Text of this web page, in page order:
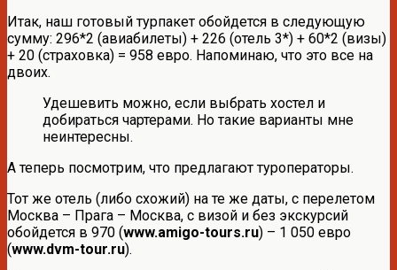
Итак, наш готовый турпакет обойдется в следующую
сумму: 296*2 (авиабилеты) + 226 (отель 3*) + 60*2 (визы)
+ 20 (страховка) = 958 евро. Напоминаю, что это все на
двоих.
Удешевить можно, если выбрать хостел и
добираться чартерами. Но такие варианты мне
неинтересны.
А теперь посмотрим, что предлагают туроператоры.
Тот же отель (либо схожий) на те же даты, с перелетом
Москва – Прага – Москва, с визой и без экскурсий
обойдется в 970 (www.amigo-tours.ru) – 1 050 евро
(www.dvm-tour.ru).